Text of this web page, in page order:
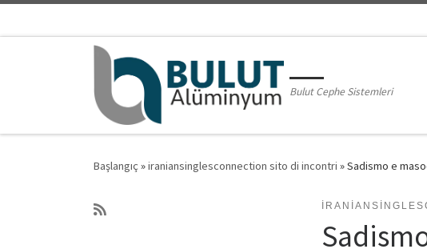
Bulut Cephe Sistemleri
Başlangıç »iraniansinglesconnection sito di incontri »Sadismo e